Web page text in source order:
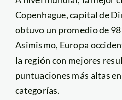
Copenhague, capital de
obtuvo un promedio de
Asimismo, Europa
la región con mejores
puntuaciones más altas
categorías.